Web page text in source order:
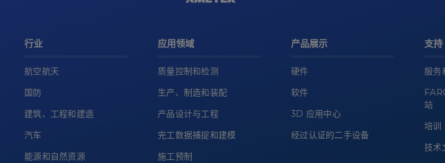
行业
航空航天
国防
建筑、工程和建造
汽车
能源和自然资源
应用领域
质量控制和检测
生产、制造和装配
产品设计与工程
完工数据捕捉和建模
施工预制
产品展示
硬件
软件
3D 应用中心
经过认证的二手设备
支持
服务
站
培训
技术